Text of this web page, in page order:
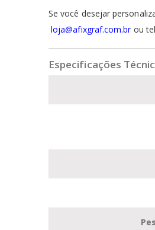
Se você desejar
loja@afixgraf.com.brou
Especificações